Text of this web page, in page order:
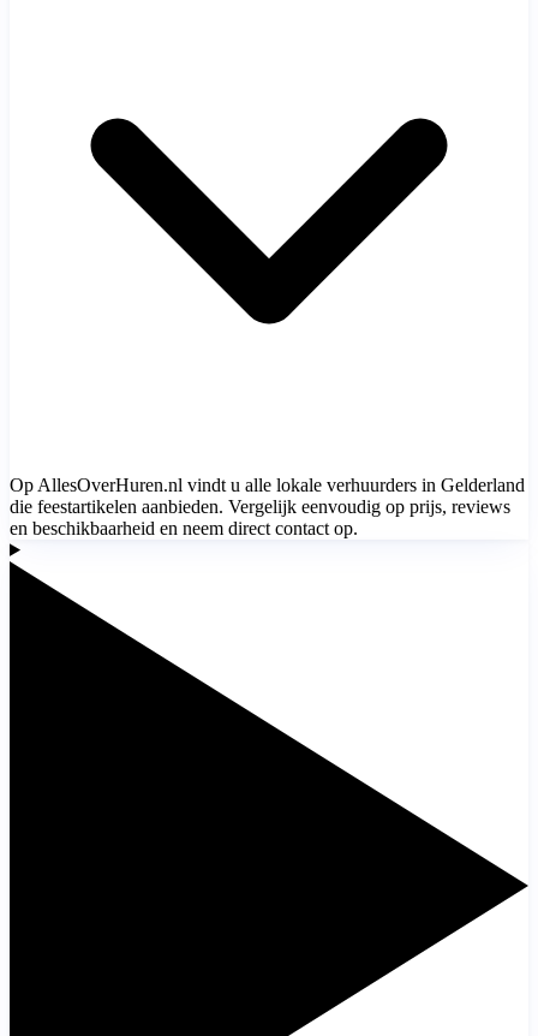
Op AllesOverHuren.nl vindt u alle lokale verhuurders in Gelderland
die feestartikelen aanbieden. Vergelijk eenvoudig op prijs, reviews
en beschikbaarheid en neem direct contact op.